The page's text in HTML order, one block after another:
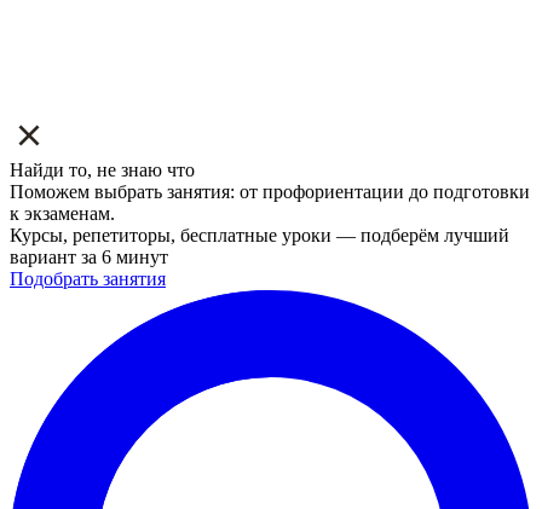
Найди то, не знаю что
Поможем выбрать занятия: от профориентации до подготовки
к экзаменам.
Курсы, репетиторы, бесплатные уроки — подберём лучший
вариант за 6 минут
Подобрать занятия